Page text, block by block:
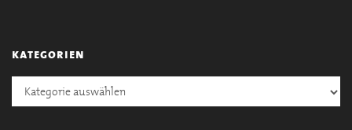
kategorien
Kategorien